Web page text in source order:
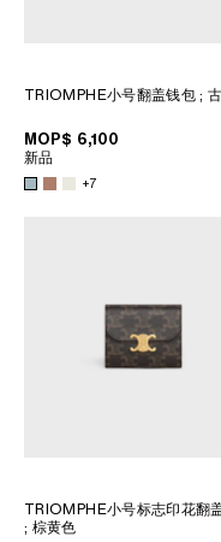
TRIOMPHE小号翻盖钱包;
MOP$ 6,100
新品
+7
TRIOMPHE小号标志印花翻
; 棕黄色
非洲